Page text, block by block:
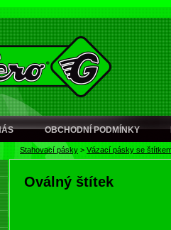
OBCHODNÍ PODMÍNKY
Stahovací pásky > Vázací pásky se
Oválný štítek